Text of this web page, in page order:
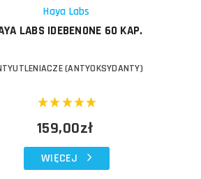
Haya Labs
LABS IDEBENONE 60 KAP.
(ANTYOKSYDANTY)
159,00zł
WIĘCEJ